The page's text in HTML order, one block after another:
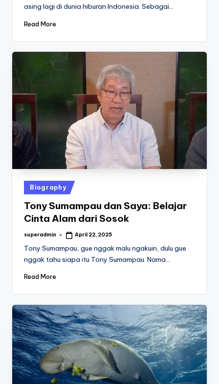
asing lagi di dunia hiburan Indonesia. Sebagai…
Read More
Posted
in
Biography
Tony Sumampau dan Saya: Belajar
Cinta Alam dari Sosok
Posted
superadmin April 22, 2025
Tony Sumampau, gue nggak malu ngakuin, dulu gue
nggak tahu siapa itu Tony Sumampau. Nama…
Read More